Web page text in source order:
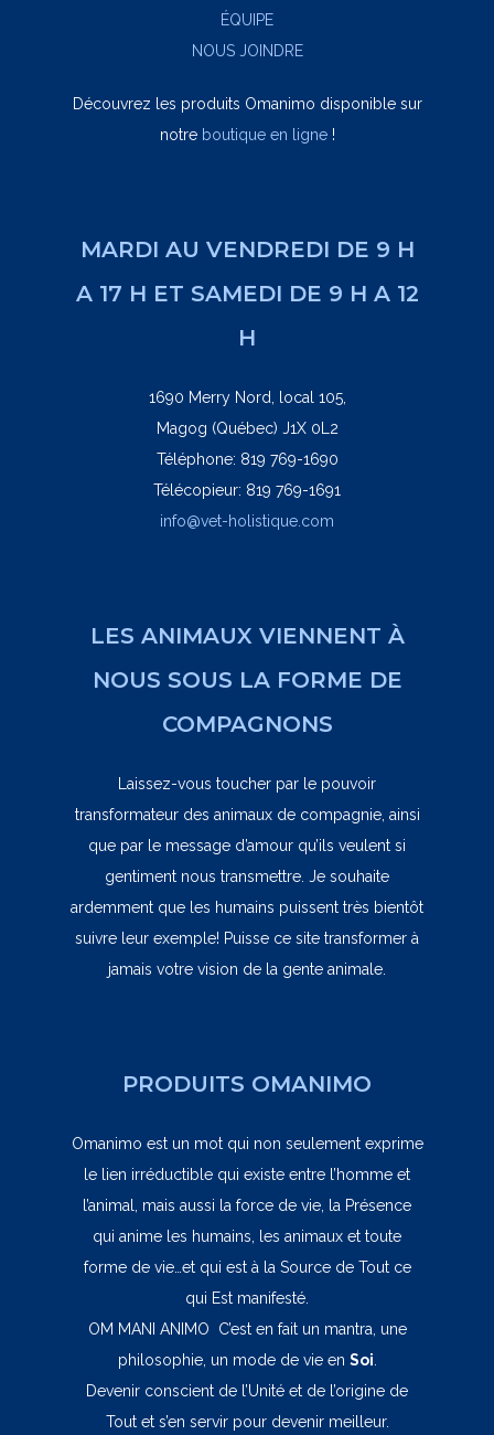
ÉQUIPE
NOUS JOINDRE
Découvrez les produits Omanimo disponible sur
notre boutique en ligne!
MARDI AU VENDREDI DE 9 H
A 17 H ET SAMEDI DE 9 H A 12
H
1690 Merry Nord, local 105,
Magog (Québec) J1X 0L2
Téléphone: 819 769-1690
Télécopieur: 819 769-1691
info@vet-holistique.com
LES ANIMAUX VIENNENT À
NOUS SOUS LA FORME DE
COMPAGNONS
Laissez-vous toucher par le pouvoir
transformateur des animaux de compagnie, ainsi
que par le message d’amour qu’ils veulent si
gentiment nous transmettre. Je souhaite
ardemment que les humains puissent très bientôt
suivre leur exemple! Puisse ce site transformer à
jamais votre vision de la gente animale.
PRODUITS OMANIMO
Omanimo est un mot qui non seulement exprime
le lien irréductible qui existe entre l’homme et
l’animal, mais aussi la force de vie, la Présence
qui anime les humains, les animaux et toute
forme de vie…et qui est à la Source de Tout ce
qui Est manifesté.
OM MANI ANIMO C’est en fait un mantra, une
philosophie, un mode de vie en Soi
Devenir conscient de l’Unité et de l’origine de
Tout et s’en servir pour devenir meilleur.